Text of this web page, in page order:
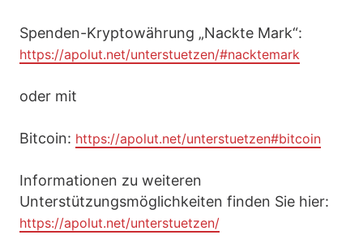
Spenden-Kryptowährung „Nackte Mark“:
https://apolut.net/unterstuetzen/#nacktemark
oder mit
Bitcoin: https://apolut.net/unterstuetzen#bitcoin
Informationen zu weiteren
Unterstützungsmöglichkeiten finden Sie hier:
https://apolut.net/unterstuetzen/